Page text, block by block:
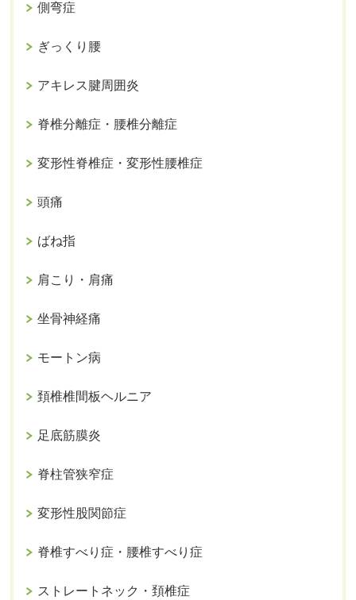
側弯症
ぎっくり腰
アキレス腱周囲炎
脊椎分離症・腰椎分離症
変形性脊椎症・変形性腰椎症
頭痛
ばね指
肩こり・肩痛
坐骨神経痛
モートン病
頚椎椎間板ヘルニア
足底筋膜炎
脊柱管狭窄症
変形性股関節症
脊椎すべり症・腰椎すべり症
ストレートネック・頚椎症